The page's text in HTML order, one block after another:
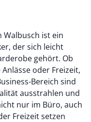
Walbusch ist ein
der sich leicht
gehört. Ob
oder Freizeit,
Bereich sind
ausstrahlen und
nur im Büro, auch
Freizeit setzen